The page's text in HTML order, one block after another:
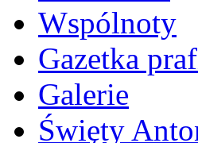
Wspólnoty
Gazetka
Galerie
Święty